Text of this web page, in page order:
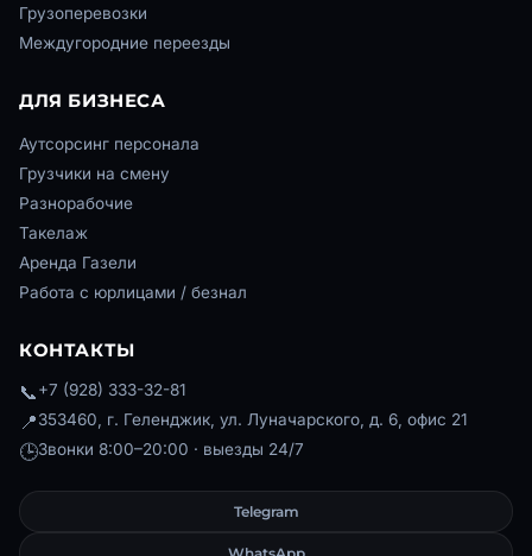
Грузоперевозки
Междугородние переезды
ДЛЯ БИЗНЕСА
Аутсорсинг персонала
Грузчики на смену
Разнорабочие
Такелаж
Аренда Газели
Работа с юрлицами / безнал
КОНТАКТЫ
📞+7 (928) 333-32-81
📍353460, г. Геленджик, ул. Луначарского, д. 6, офис 21
🕒Звонки 8:00–20:00 · выезды 24/7
Telegram